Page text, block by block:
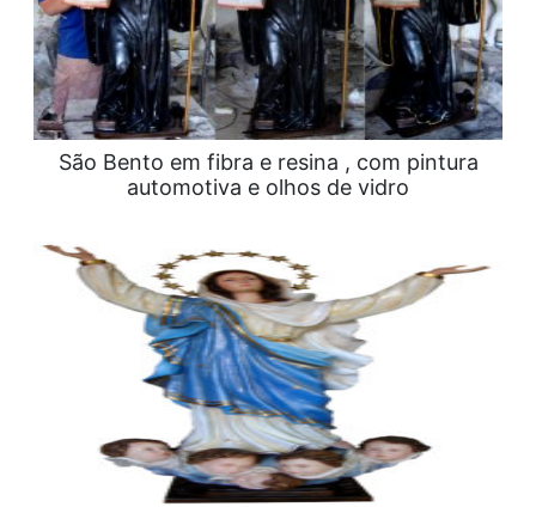
São Bento em fibra e resina , com pintura
automotiva e olhos de vidro